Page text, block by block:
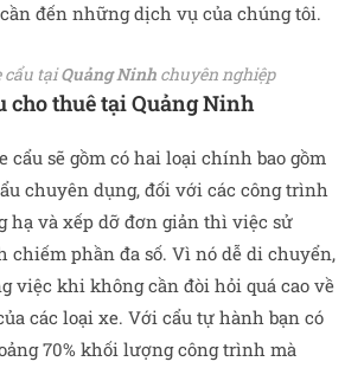
đến những dịch vụ của chúng tôi.
cẩu tạiQuảng Ninh chuyên nghiệp
cho thuê tạiQuảng Ninh
cẩu sẽ gồm có hai loại chính bao gồm
chuyên dụng, đối với các công trình
hạ và xếp dỡ đơn giản thì việc sử
chiếm phần đa số. Vì nó dễ di chuyển,
việc khi không cần đòi hỏi quá cao về
các loại xe. Với cẩu tự hành bạn có
70% khối lượng công trình mà